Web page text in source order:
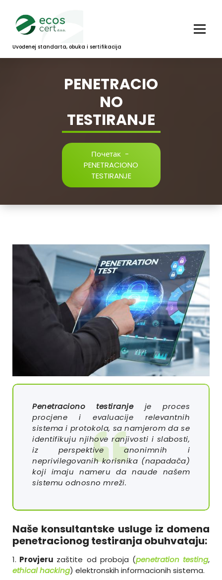
садржај
Uvođenej standarta, obuka i sertifikacija
PENETRACIO
NO
TESTIRANJE
Почетак -
PENETRACIONO
TESTIRANJE
Penetraciono testiranjeje proces
procjene i evaluacije relevantnih
sistema i protokola, sa namjerom da se
identifikuju njihove ranjivosti i slabosti,
iz perspektive anonimnih i
neprivilegovanih korisnika (napadača)
koji imaju nameru da naude našem
sistemu odnosno mreži.
Naše konsultantske usluge iz domena
penetracionog testiranja obuhvataju:
1. Provjeru zaštite od proboja (penetration testing,
ethical hacking) elektronskih informacionih sistema.